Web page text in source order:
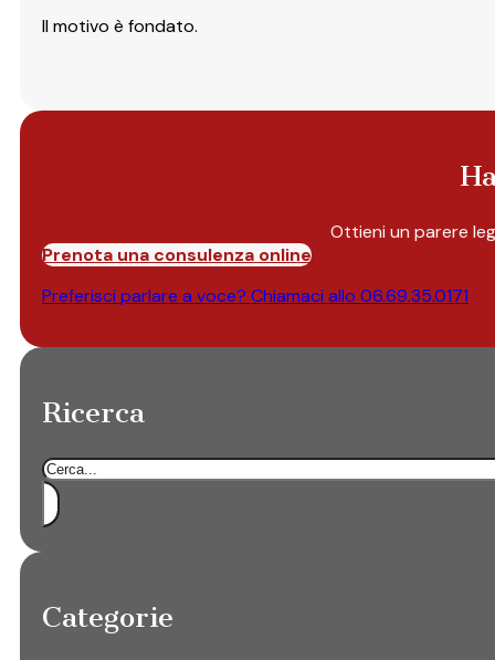
Il motivo è fondato.
Ottieni un parere
Prenota una consulenza online
Preferisci parlare a voce? Chiamaci allo 06.69.35.0171
Ricerca
Cerca
Categorie